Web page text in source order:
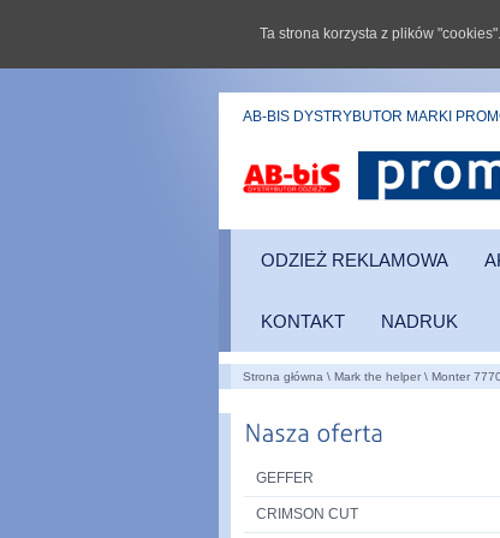
AB-BIS DYSTRYBUTOR MARKI
ODZIEŻ REKLAMOWA
KONTAKT NADRUK
Strona główna \ Mark the helper \ Monter
NEW
GEFFER
CRIMSON CUT
Ta strona korzysta z plików